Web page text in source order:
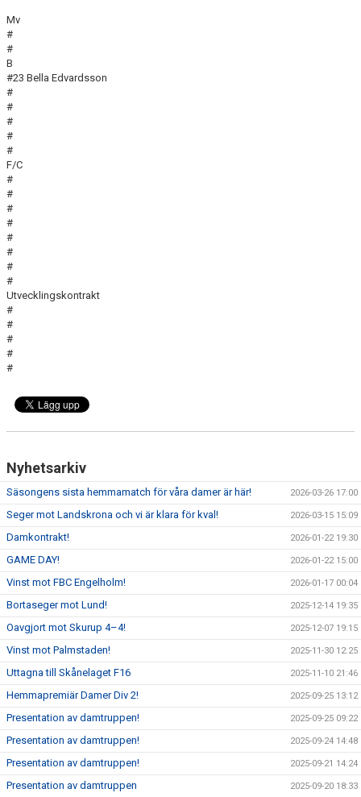
Mv
#
#
B
#23 Bella Edvardsson
#
#
#
#
#
F/C
#
#
#
#
#
#
#
#
Utvecklingskontrakt
#
#
#
#
#
Nyhetsarkiv
Säsongens sista hemmamatch för våra damer är här! 2026-03-26 17:00
Seger mot Landskrona och vi är klara för kval! 2026-03-15 15:09
Damkontrakt! 2026-01-22 19:30
GAME DAY! 2026-01-22 15:00
Vinst mot FBC Engelholm! 2026-01-17 00:04
Bortaseger mot Lund! 2025-12-14 19:35
Oavgjort mot Skurup 4–4! 2025-12-07 19:15
Vinst mot Palmstaden! 2025-11-30 12:25
Uttagna till Skånelaget F16 2025-11-10 21:46
Hemmapremiär Damer Div 2! 2025-09-25 13:12
Presentation av damtruppen! 2025-09-25 09:22
Presentation av damtruppen! 2025-09-24 14:48
Presentation av damtruppen! 2025-09-21 14:24
Presentation av damtruppen 2025-09-20 18:33